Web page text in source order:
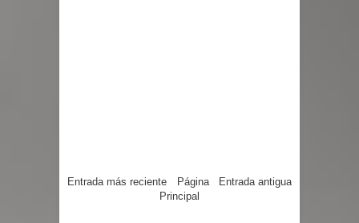
Entrada más reciente Entrada antigua
Página
Principal